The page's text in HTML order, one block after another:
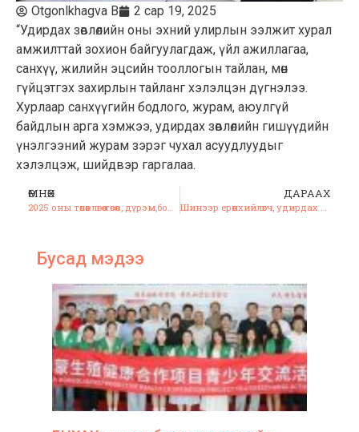
Otgonlkhagva B
2 сар 19, 2025
“Удирдах зөвлөлийн оны эхний улирлын ээлжит хурал
амжилттай зохион байгуулагдаж, үйл ажиллагаа,
санхүү, жилийн эцсийн тооллогын тайлан, мөн
гүйцэтгэх захирлын тайланг хэлэлцэн дүгнэлээ.
Хурлаар санхүүгийн бодлого, журам, аюулгүй
байдлын арга хэмжээ, удирдах зөвлөлийн гишүүдийн
үнэлгээний журам зэрэг чухал асуудлуудыг
хэлэлцэж, шийдвэр гаргалаа.
ӨМНӨХ
2025 оны төлөвлөгөө төсөв, дүрэм,бодлого, журмуудын өөрчлөлтийг хэлэлцэн баталлаа.
ДАРААХ
Шинээр ерөнхийлөгч, удирдах зөвлөлөө сонгогдлоо.
Бусад мэдээ